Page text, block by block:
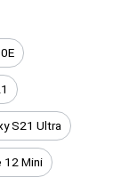
S21 Ultra
12 Mini